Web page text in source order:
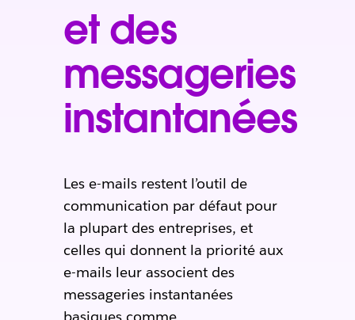
et des
messageries
instantanées
Les e-mails restent l’outil de
communication par défaut pour
la plupart des entreprises, et
celles qui donnent la priorité aux
e-mails leur associent des
messageries instantanées
basiques comme